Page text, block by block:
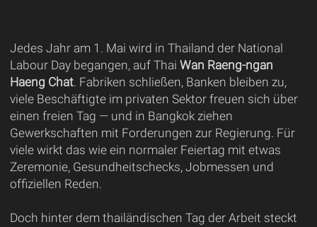
Jedes Jahr am 1. Mai wird in Thailand der National
Labour Day begangen, auf Thai Wan Raeng-ngan
Haeng Chat. Fabriken schließen, Banken bleiben zu,
viele Beschäftigte im privaten Sektor freuen sich über
einen freien Tag — und in Bangkok ziehen
Gewerkschaften mit Forderungen zur Regierung. Für
viele wirkt das wie ein normaler Feiertag mit etwas
Zeremonie, Gesundheitschecks, Jobmessen und
offiziellen Reden.
Doch hinter dem thailändischen Tag der Arbeit steckt